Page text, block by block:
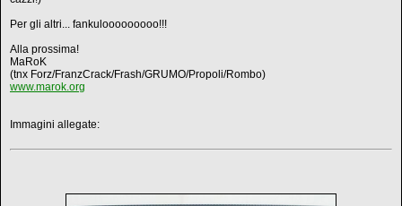
Per gli altri... fankulooooooooo!!!
Alla prossima!
MaRoK
(tnx Forz/FranzCrack/Frash/GRUMO/Propoli/Rombo)
www.marok.org
Immagini allegate: